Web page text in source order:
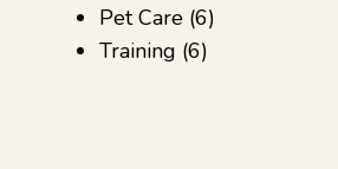
Pet Care (6)
Training (6)